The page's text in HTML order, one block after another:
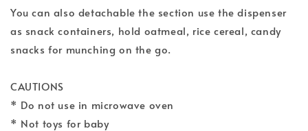
You can also detachable the section use the dispenser
as snack containers, hold oatmeal, rice cereal, candy
snacks for munching on the go.
CAUTIONS
* Do not use in microwave oven
* Not toys for baby